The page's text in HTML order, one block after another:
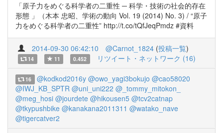
「原子力をめぐる科学者の二重性 ─ 科学・技術の社会的存在
形態 」（木本 忠昭、学術の動向 Vol. 19 (2014) No. 3) / “原子
力をめぐる科学者の二重性” http://t.co/tQfJeqPmdz #資料
2014-09-30 06:42:10 @Carnot_1824 (投稿一覧)
14 11 0.452 リツイート・ネットワーク (16)
16 @kodkod2016y @owo_yagi3bokujo @cao58020
@IWJ_KB_SPTR @uni_uni222 @_tommy_mitokon_
@meg_hosi @jourdete @hikousen5 @tcv2catnap
@tkypushbike @kanakana2011311 @watako_nave
@tigercatver2